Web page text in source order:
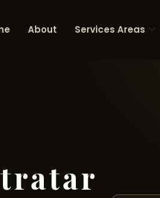
About Services Areas